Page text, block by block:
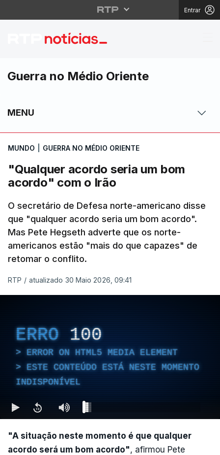
Entrar
"Qualquer acordo
Guerra no Médio Oriente
MENU
MUNDO GUERRA NO MÉDIO ORIENTE
"Qualquer acordo seria um bom
acordo" com o Irão
O secretário de Defesa norte-americano disse
que "qualquer acordo seria um bom acordo".
Mas Pete Hegseth adverte que os norte-
americanos estão "mais do que capazes" de
retomar o conflito.
RTP / atualizado 30 Maio 2026, 09:41
ERRO 100
ERROR ON HTML5 MEDIA ELEMENT
ESTE CONTEÚDO ESTÁ NESTE MOMENTO
INDISPONÍVEL
"A situação neste momento é que qualquer
acordo será um bom acordo", afirmou Pete